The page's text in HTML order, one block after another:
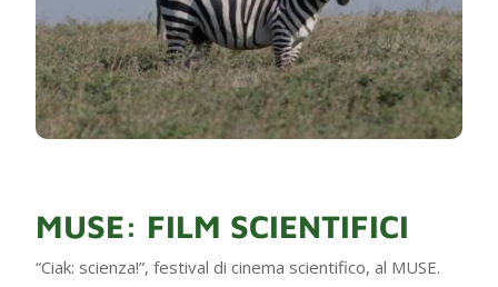
MUSE: FILM SCIENTIFICI
“Ciak: scienza!”, festival di cinema scientifico, al MUSE.